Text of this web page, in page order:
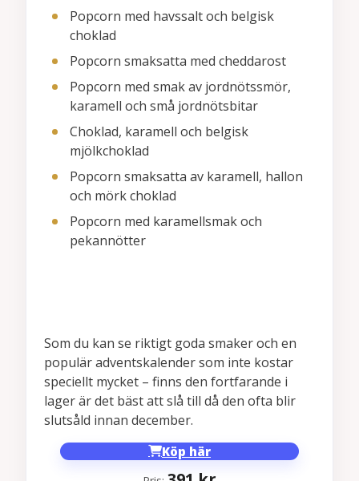
Popcorn med havssalt och belgisk
choklad
Popcorn smaksatta med cheddarost
Popcorn med smak av jordnötssmör,
karamell och små jordnötsbitar
Choklad, karamell och belgisk
mjölkchoklad
Popcorn smaksatta av karamell, hallon
och mörk choklad
Popcorn med karamellsmak och
pekannötter
Som du kan se riktigt goda smaker och en
populär adventskalender som inte kostar
speciellt mycket – finns den fortfarande i
lager är det bäst att slå till då den ofta blir
slutsåld innan december.
Köp här